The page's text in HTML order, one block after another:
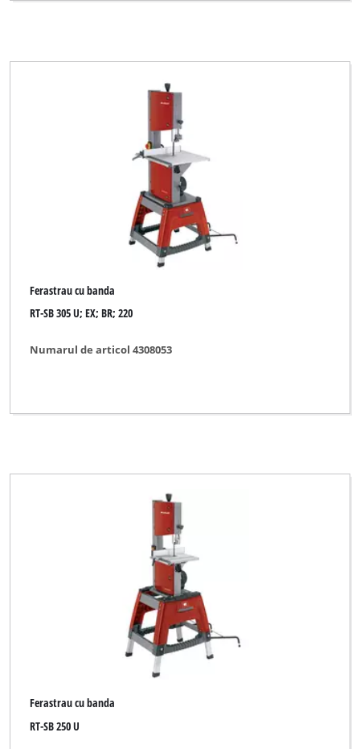
Ferastrau cu banda
RT-SB 305 U; EX; BR; 220
Numarul de articol 4308053
Ferastrau cu banda
RT-SB 250 U